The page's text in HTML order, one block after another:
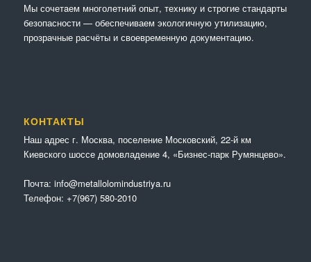
Мы сочетaем многолетний опыт, технику и строгие стандарты
безопасности — обеспечиваем экологичную утилизацию,
прозрачные расчёты и своевременную документацию.
КОНТАКТЫ
Наш адрес г. Москва, поселение Московский, 22-й км
Киевского шоссе домовладение 4, «Бизнес-парк Румянцево».
Почта: info@metallolomindustriya.ru
Телефон: +7(967) 580-2010